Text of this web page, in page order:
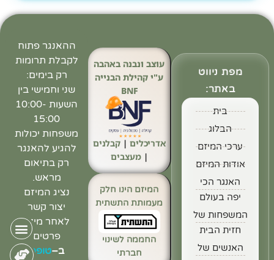
מפת ניווט
באתר:
בית
הבלוג
ערכי המיזם
אודות המיזם
האנגר הכי
יפה בעולם
המשפחות של
חזית הבית
האנשים של
ההאנגר פתוח
לקבלת תרומות
רק בימים:
שני וחמישי בין
השעות 10:00-
15:00
משפחות יכולות
להגיע להאנגר
רק בתיאום
מראש.
נציג המיזם
יצור קשר
לאחר מילוי
פרטים
ב–טופס
עוצב ונבנה באהבה
ע"י קהילת הבנייה
BNF
אדריכלים | קבלנים
|מעצבים
המיזם הינו חלק
מעמותת התשתית
החממה לשינוי
חברתי